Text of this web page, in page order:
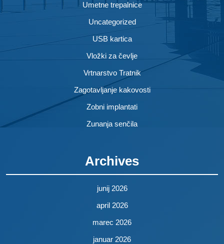
Umetne trepalnice
Uncategorized
USB kartica
Vložki za čevlje
Vrtnarstvo Tratnik
Zagotavljanje kakovosti
Zobni implantati
Zunanja senčila
Archives
junij 2026
april 2026
marec 2026
januar 2026